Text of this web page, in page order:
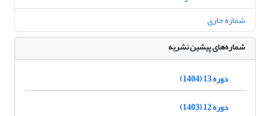
شماره جاری
شماره‌های پیشین نشریه
دوره 13 (1404)
دوره 12 (1403)